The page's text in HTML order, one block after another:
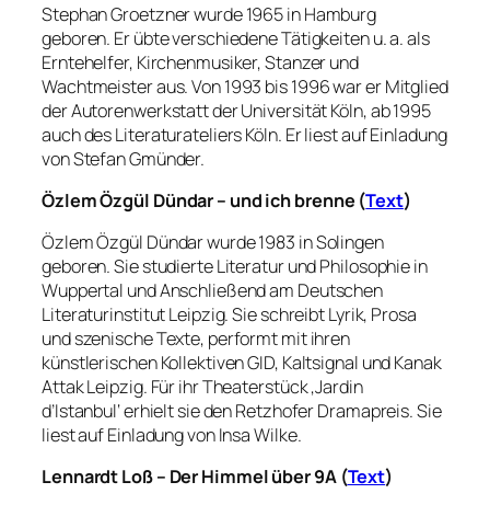
Stephan Groetzner wurde 1965 in Hamburg
geboren. Er übte verschiedene Tätigkeiten u. a. als
Erntehelfer, Kirchenmusiker, Stanzer und
Wachtmeister aus. Von 1993 bis 1996 war er Mitglied
der Autorenwerkstatt der Universität Köln, ab 1995
auch des Literaturateliers Köln. Er liest auf Einladung
von Stefan Gmünder.
Özlem Özgül Dündar – und ich brenne (Text)
Özlem Özgül Dündar wurde 1983 in Solingen
geboren. Sie studierte Literatur und Philosophie in
Wuppertal und Anschließend am Deutschen
Literaturinstitut Leipzig. Sie schreibt Lyrik, Prosa
und szenische Texte, performt mit ihren
künstlerischen Kollektiven GID, Kaltsignal und Kanak
Attak Leipzig. Für ihr Theaterstück ‚Jardin
d’Istanbul‘ erhielt sie den Retzhofer Dramapreis. Sie
liest auf Einladung von Insa Wilke.
Lennardt Loß – Der Himmel über 9A (Text)